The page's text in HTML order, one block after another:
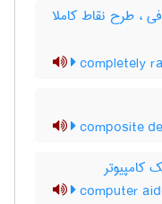
، طرح نقاط کاملا
completely
composite
کامپیوتر
computer